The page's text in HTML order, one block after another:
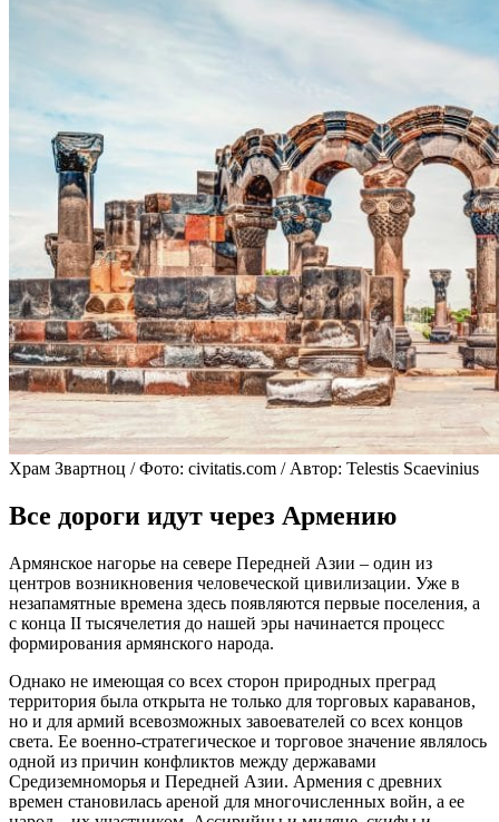
Храм Звартноц / Фото: civitatis.com / Автор: Telestis Scaevinius
Все дороги идут через Армению
Армянское нагорье на севере Передней Азии – один из
центров возникновения человеческой цивилизации. Уже в
незапамятные времена здесь появляются первые поселения, а
с конца II тысячелетия до нашей эры начинается процесс
формирования армянского народа.
Однако не имеющая со всех сторон природных преград
территория была открыта не только для торговых караванов,
но и для армий всевозможных завоевателей со всех концов
света. Ее военно-стратегическое и торговое значение являлось
одной из причин конфликтов между державами
Средиземноморья и Передней Азии. Армения с древних
времен становилась ареной для многочисленных войн, а ее